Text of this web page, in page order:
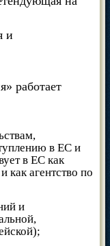
и
работает
в ЕС и
в ЕС как
как агентство по
и